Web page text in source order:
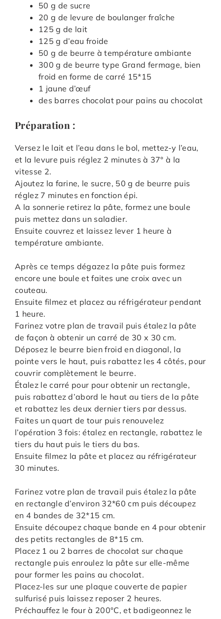
50 g de sucre
20 g de levure de boulanger fraîche
125 g de lait
125 g d’eau froide
50 g de beurre à température ambiante
300 g de beurre type Grand fermage, bien
froid en forme de carré 15*15
1 jaune d’œuf
des barres chocolat pour pains au chocolat
Préparation :
Versez le lait et l’eau dans le bol, mettez-y l’eau,
et la levure puis réglez 2 minutes à 37° à la
vitesse 2.
Ajoutez la farine, le sucre, 50 g de beurre puis
réglez 7 minutes en fonction épi.
A la sonnerie retirez la pâte, formez une boule
puis mettez dans un saladier.
Ensuite couvrez et laissez lever 1 heure à
température ambiante.
Après ce temps dégazez la pâte puis formez
encore une boule et faites une croix avec un
couteau.
Ensuite filmez et placez au réfrigérateur pendant
1 heure.
Farinez votre plan de travail puis étalez la pâte
de façon à obtenir un carré de 30 x 30 cm.
Déposez le beurre bien froid en diagonal, la
pointe vers le haut, puis rabattez les 4 côtés, pour
couvrir complètement le beurre.
Étalez le carré pour pour obtenir un rectangle,
puis rabattez d’abord le haut au tiers de la pâte
et rabattez les deux dernier tiers par dessus.
Faites un quart de tour puis renouvelez
l’opération 3 fois: étalez en rectangle, rabattez le
tiers du haut puis le tiers du bas.
Ensuite filmez la pâte et placez au réfrigérateur
30 minutes.
Farinez votre plan de travail puis étalez la pâte
en rectangle d’environ 32*60 cm puis découpez
en 4 bandes de 32*15 cm.
Ensuite découpez chaque bande en 4 pour obtenir
des petits rectangles de 8*15 cm.
Placez 1 ou 2 barres de chocolat sur chaque
rectangle puis enroulez la pâte sur elle-même
pour former les pains au chocolat.
Placez-les sur une plaque couverte de papier
sulfurisé puis laissez reposer 2 heures.
Préchauffez le four à 200°C, et badigeonnez le